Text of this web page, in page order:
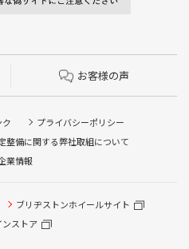
お客様の声
ク
プライバシーポリシー
整備に関する弊社取組について
業情報
ブリヂストンホイールサイト
ストア
ヤ履き替え/オイル交換/その他